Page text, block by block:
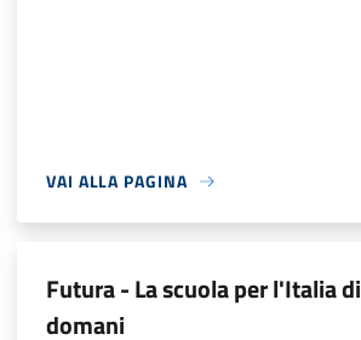
VAI ALLA PAGINA
Futura - La scuola per l'Italia di
domani